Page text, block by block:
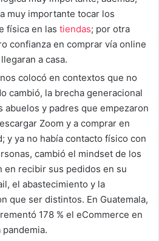
muy importante tocar los
física en las tiendas; por otra
confianza en comprar vía online
a casa.
colocó en contextos que no
cambió, la brecha generacional
abuelos y padres que empezaron
Zoom y a comprar en
y ya no había contacto físico con
cambió el mindset de los
en recibir sus pedidos en su
el abastecimiento y la
que ser distintos. En Guatemala,
178 % el eCommerce en